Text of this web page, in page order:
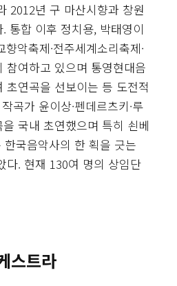
2012년 구 마산시향과 창원
통합 이후 정치용, 박태영이
악축제·전주세계소리축제·
참여하고 있으며 통영현대음
초연곡을 선보이는 등 도전적
곡가 윤이상·펜데르츠키·루
국내 초연했으며 특히 쇤베
한국음악사의 한 획을 긋는
다. 현재 130여 명의 상임단
스트라